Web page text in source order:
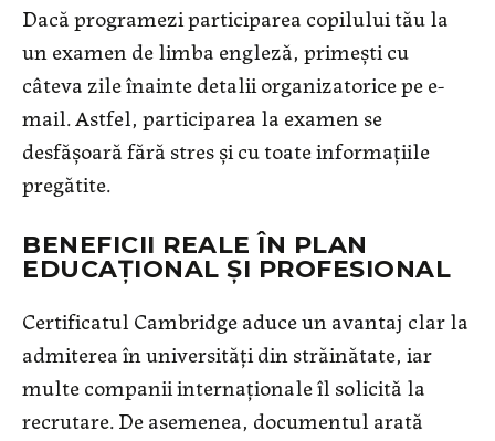
Dacă programezi participarea copilului tău la
un examen de limba engleză, primești cu
câteva zile înainte detalii organizatorice pe e-
mail. Astfel, participarea la examen se
desfășoară fără stres și cu toate informațiile
pregătite.
BENEFICII REALE ÎN PLAN
EDUCAȚIONAL ȘI PROFESIONAL
Certificatul Cambridge aduce un avantaj clar la
admiterea în universități din străinătate, iar
multe companii internaționale îl solicită la
recrutare. De asemenea, documentul arată